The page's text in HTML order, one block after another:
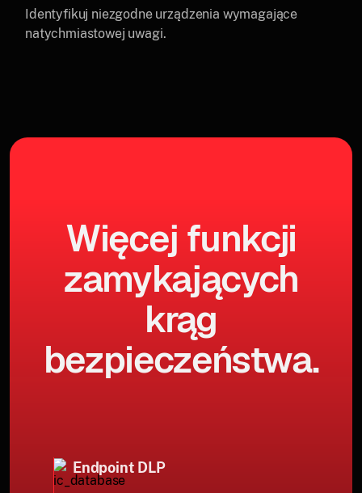
Identyfikuj niezgodne urządzenia wymagające
natychmiastowej uwagi.
Więcej funkcji
zamykających
krąg
bezpieczeństwa.
Endpoint DLP